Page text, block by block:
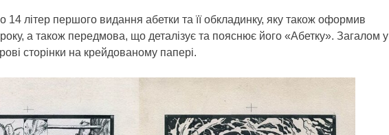
14 літер першого видання абетки та її обкладинку, яку також оформив
року, а також передмова, що деталізує та пояснює його «Абетку». Загалом у
сторінки на крейдованому папері.